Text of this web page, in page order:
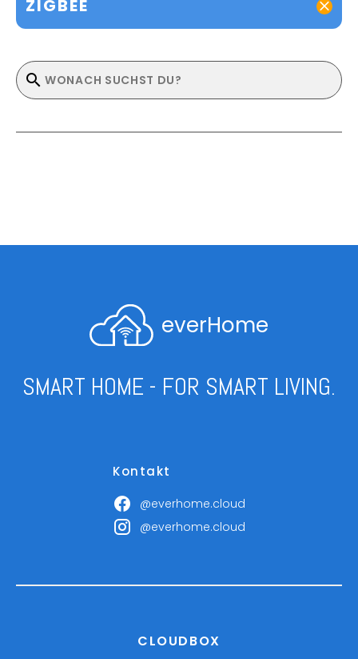
ZIGBEE
everHome
SMART HOME - FOR SMART LIVING.
Kontakt
@everhome.cloud
@everhome.cloud
CLOUDBOX